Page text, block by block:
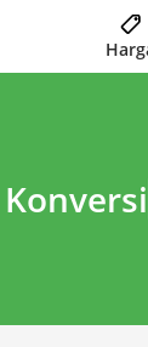
Konversi